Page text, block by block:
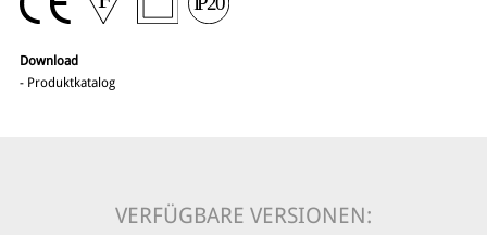
Download
- Produktkatalog
VERFÜGBARE VERSIONEN: